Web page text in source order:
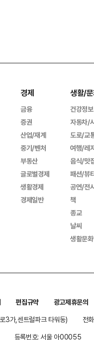
경제
금융
증권
산업/재계
중기/벤처
부동산
글로벌경제
생활경제
경제일반
생활/
건강정보
자동차/
도로/교
여행/레
음식/맛
패션/뷰
공연/전
책
종교
날씨
생활문
편집규약
광고제휴문의
3가,센트럴파크 타워동)
전
등록번호: 서울 아00055